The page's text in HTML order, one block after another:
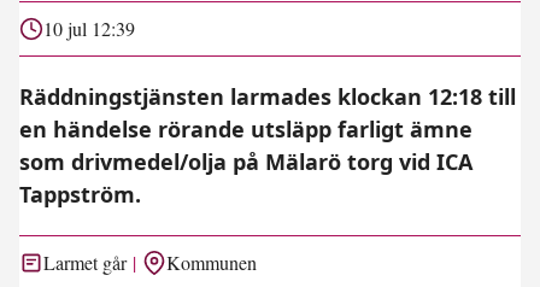
10 jul 12:39
Räddningstjänsten larmades klockan 12:18 till
en händelse rörande utsläpp farligt ämne
som drivmedel/olja på Mälarö torg vid ICA
Tappström.
Larmet går Kommunen